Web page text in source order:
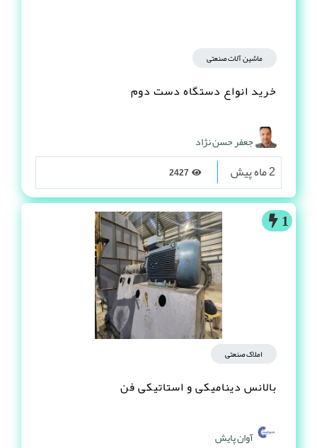
ماشین آلات صنعتی
خرید انواع دستگاه دست دوم
جعفر حسن نژاد
2 ماه پیش
1
املاک صنعتی
بالانس دینامیکی و استاتیکی فن
آوان پایش